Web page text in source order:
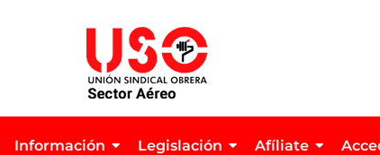
Información Legislación Afíliate